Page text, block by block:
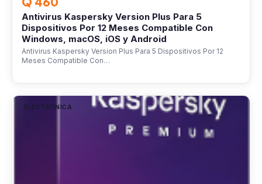
Antivirus Kaspersky Version Plus Para 5
Dispositivos Por 12 Meses Compatible Con
Windows, macOS, iOS y Android
Antivirus Kaspersky Version Plus Para 5 Dispositivos Por 12
Meses Compatible Con…
ELECTRÓNICA